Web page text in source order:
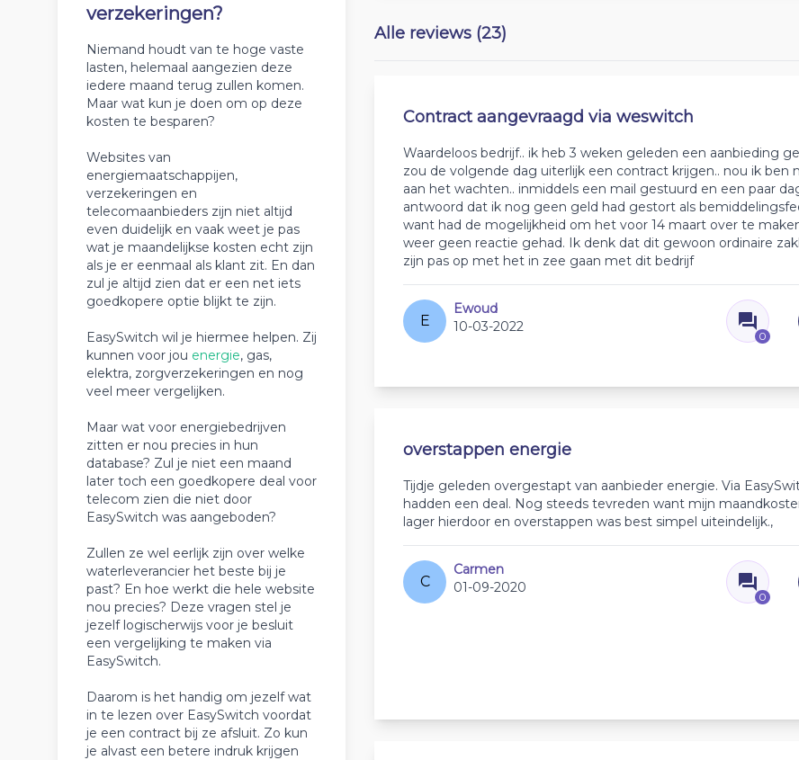
verzekeringen?
Niemand houdt van te hoge vaste
lasten, helemaal aangezien deze
iedere maand terug zullen komen.
Maar wat kun je doen om op deze
kosten te besparen?
Websites van
energiemaatschappijen,
verzekeringen en
telecomaanbieders zijn niet altijd
even duidelijk en vaak weet je pas
wat je maandelijkse kosten echt zijn
als je er eenmaal als klant zit. En dan
zul je altijd zien dat er een net iets
goedkopere optie blijkt te zijn.
EasySwitch wil je hiermee helpen. Zij
kunnen voor jou energie, gas,
elektra, zorgverzekeringen en nog
veel meer vergelijken.
Maar wat voor energiebedrijven
zitten er nou precies in hun
database? Zul je niet een maand
later toch een goedkopere deal voor
telecom zien die niet door
EasySwitch was aangeboden?
Zullen ze wel eerlijk zijn over welke
waterleverancier het beste bij je
past? En hoe werkt die hele website
nou precies? Deze vragen stel je
jezelf logischerwijs voor je besluit
een vergelijking te maken via
EasySwitch.
Daarom is het handig om jezelf wat
in te lezen over EasySwitch voordat
je een contract bij ze afsluit. Zo kun
je alvast een betere indruk krijgen
Alle reviews (23)
Contract aangevraagd via weswitch
Waardeloos bedrijf.. ik heb 3 weken geleden een aanbieding
zou de volgende dag uiterlijk een contract krijgen.. nou ik ben
aan het wachten.. inmiddels een mail gestuurd en een paar
antwoord dat ik nog geen geld had gestort als
want had de mogelijkheid om het voor 14 maart over te
weer geen reactie gehad. Ik denk dat dit gewoon ordinaire
zijn pas op met het in zee gaan met dit bedrijf
E
Ewoud
10-03-2022
0
overstappen energie
Tijdje geleden overgestapt van aanbieder energie. Via
hadden een deal. Nog steeds tevreden want mijn
lager hierdoor en overstappen was best simpel uiteindelijk.,
C
Carmen
01-09-2020
0